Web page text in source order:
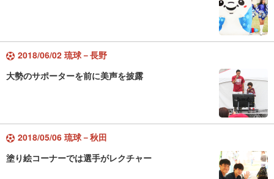
2018/06/02 琉球－長野
大勢のサポーターを前に美声を披露
2018/05/06 琉球－秋田
塗り絵コーナーでは選手がレクチャー